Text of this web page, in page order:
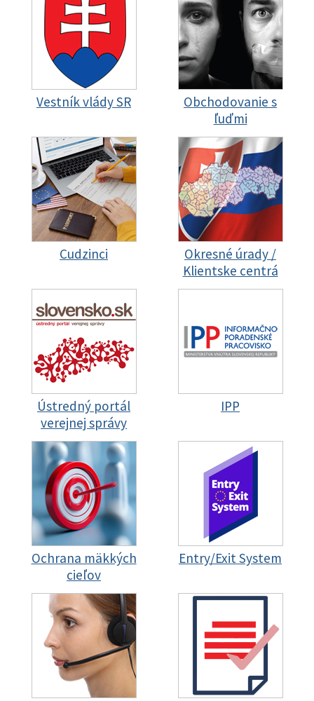
Vestník vlády SR
Obchodovanie s
ľuďmi
Cudzinci
Okresné úrady /
Klientske centrá
Ústredný portál
verejnej správy
IPP
Ochrana mäkkých
cieľov
Entry/Exit System